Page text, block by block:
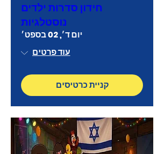
חידון סדרות ילדים
נוסטלגיות
יום ד׳, 02 בספט׳
עוד פרטים
קניית כרטיסים